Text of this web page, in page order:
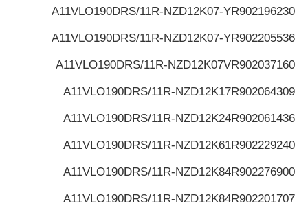
R902196230
A11VLO190DRS/11R-NZD12K07-Y
R902205536
A11VLO190DRS/11R-NZD12K07-Y
R902037160
A11VLO190DRS/11R-NZD12K07V
R902064309
A11VLO190DRS/11R-NZD12K17
R902061436
A11VLO190DRS/11R-NZD12K24
R902229240
A11VLO190DRS/11R-NZD12K61
R902276900
A11VLO190DRS/11R-NZD12K84
R902201707
A11VLO190DRS/11R-NZD12K84